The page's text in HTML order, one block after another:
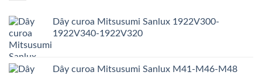
Dây curoa Mitsusumi Sanlux 1922V300-
1922V340-1922V320
Dây curoa Mitsusumi Sanlux M41-M46-M48